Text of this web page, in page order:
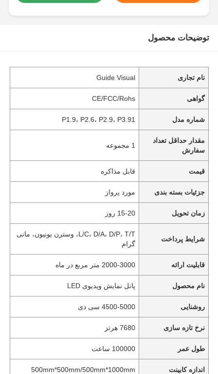
توضیحات محصول
نام تجاری Guide Visual
گواهی CE/FCC/Rohs
شماره مدل P1.9، P2.6، P2.9، P3.91
مقدار حداقل تعداد
سفارش
1 مجموعه
قیمت قابل مذاکره
جزئیات بسته بندی مورد پرواز
زمان تحویل 15-20 روز
شرایط پرداخت
L/C، D/A، D/P، T/T، وسترن یونیون، مانی
گرام
قابلیت ارائه 2000-3000 متر مربع در ماه
نام محصول پانل نمایش ویدیوی LED
روشنایی 4500-5000 سی دی
نرخ تازه سازی 7680 هرتز
طول عمر 100000 ساعت
اندازه کابینت 500mm*500mm/500mm*1000mm